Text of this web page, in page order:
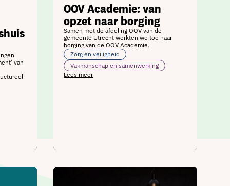
van
OOV Academie: van
opzet naar borging
Samen met de afdeling OOV van de
gemeente Utrecht werkten we toe naar
borging van de OOV Academie.
Zorg en veiligheid
Vakmanschap en samenwerking
Lees meer